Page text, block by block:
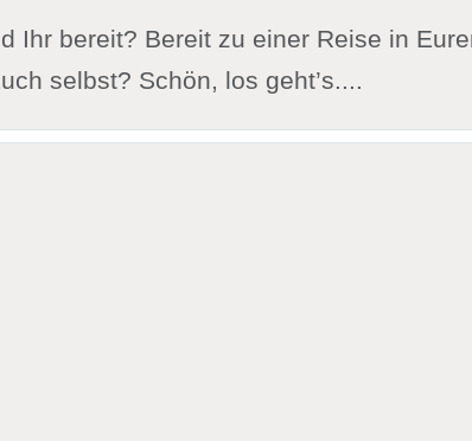
Ihr bereit? Bereit zu einer Reise in
selbst? Schön, los geht’s....